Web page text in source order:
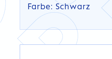
Farbe: Schwarz